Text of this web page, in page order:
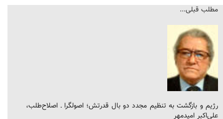
مطلب قبلی...
رژیم و بازگشت به تنظیم مجدد دو بال قدرتش؛ اصولگرا ـ اصلاح‌طلب،
علی‌اکبر امیدمهر